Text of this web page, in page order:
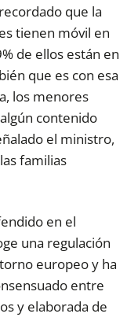
que la
tienen móvil en
de ellos están en
que es con esa
los menores
contenido
el ministro,
familias
en el
una regulación
europeo y ha
entre
y elaborada de